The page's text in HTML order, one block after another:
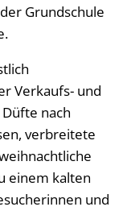
Grundschule
Verkaufs- und
nach
verbreitete
einem kalten
und